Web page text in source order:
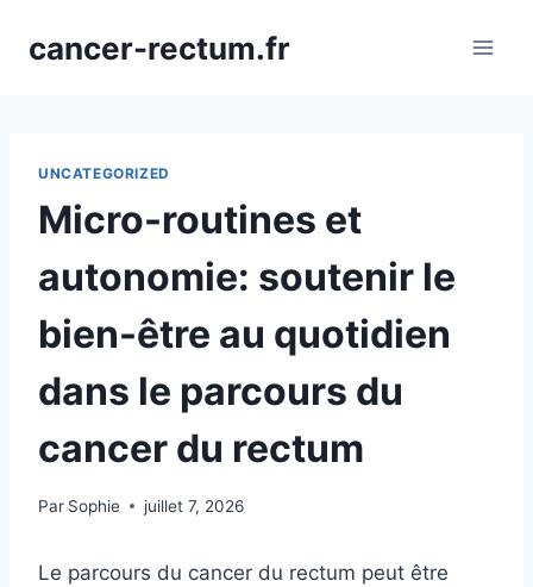
cancer-rectum.fr
UNCATEGORIZED
Micro-routines et
autonomie: soutenir le
bien-être au quotidien
dans le parcours du
cancer du rectum
Par Sophie juillet 7, 2026
Le parcours du cancer du rectum peut être